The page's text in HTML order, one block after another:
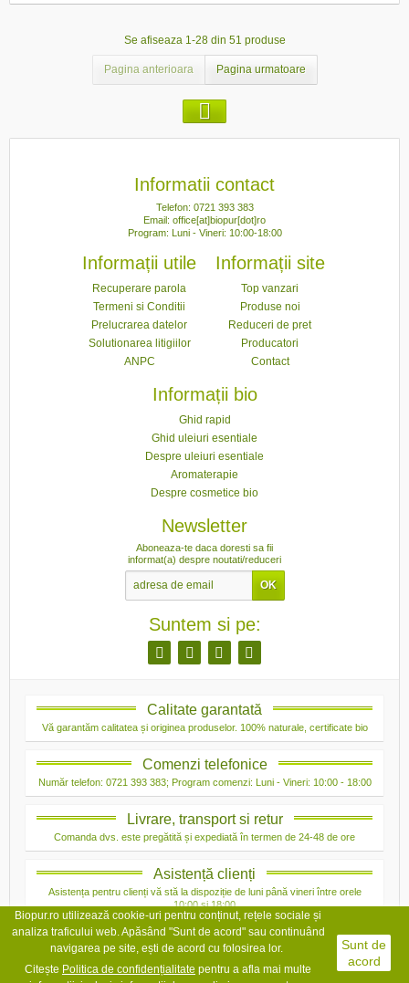
Se afiseaza 1-28 din 51 produse
Pagina anterioara Pagina urmatoare
Informatii contact
Telefon: 0721 393 383
Email: office[at]biopur[dot]ro
Program: Luni - Vineri: 10:00-18:00
Informații utile
Recuperare parola
Termeni si Conditii
Prelucrarea datelor
Solutionarea litigiilor
ANPC
Informații site
Top vanzari
Produse noi
Reduceri de pret
Producatori
Contact
Informații bio
Ghid rapid
Ghid uleiuri esentiale
Despre uleiuri esentiale
Aromaterapie
Despre cosmetice bio
Newsletter
Aboneaza-te daca doresti sa fii
informat(a) despre noutati/reduceri
Suntem si pe:
Calitate garantată
Vă garantăm calitatea și originea produselor. 100% naturale, certificate bio
Comenzi telefonice
Număr telefon: 0721 393 383; Program comenzi: Luni - Vineri: 10:00 - 18:00
Livrare, transport si retur
Comanda dvs. este pregătită și expediată în termen de 24-48 de ore
Asistență clienți
Asistența pentru clienți vă stă la dispoziție de luni până vineri între orele
10:00 și 18:00
Biopur.ro utilizează cookie-uri pentru conținut, rețele sociale și
analiza traficului web. Apăsând "Sunt de acord" sau continuând
navigarea pe site, ești de acord cu folosirea lor.
Citește Politica de confidențialitate pentru a afla mai multe
Sunt de
acord
Copyright © 2026 Bio Pur. Toate drepturile rezervate.